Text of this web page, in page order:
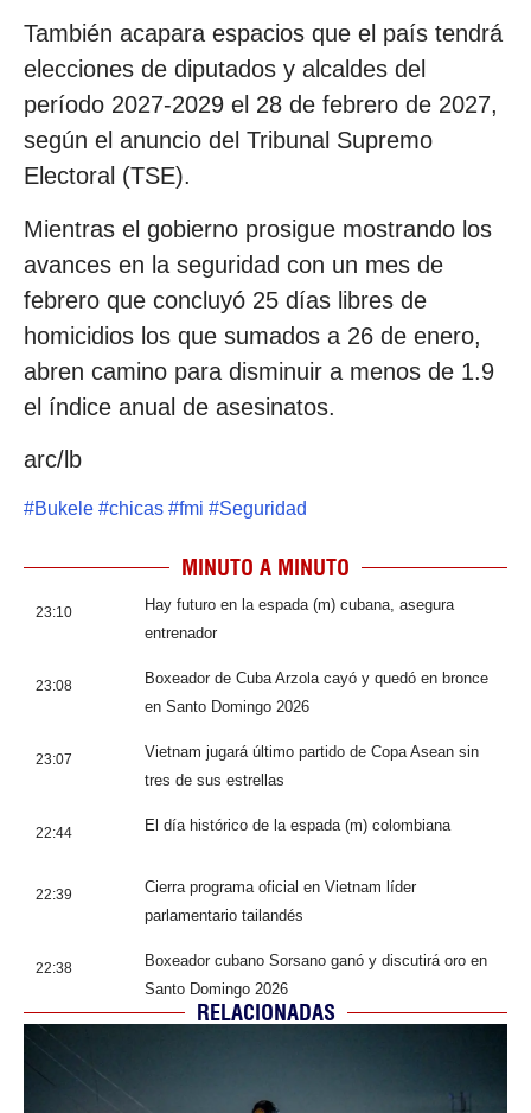
También acapara espacios que el país tendrá
elecciones de diputados y alcaldes del
período 2027-2029 el 28 de febrero de 2027,
según el anuncio del Tribunal Supremo
Electoral (TSE).
Mientras el gobierno prosigue mostrando los
avances en la seguridad con un mes de
febrero que concluyó 25 días libres de
homicidios los que sumados a 26 de enero,
abren camino para disminuir a menos de 1.9
el índice anual de asesinatos.
arc/lb
#Bukele #chicas #fmi #Seguridad
MINUTO A MINUTO
23:10
Hay futuro en la espada (m) cubana, asegura
entrenador
23:08
Boxeador de Cuba Arzola cayó y quedó en bronce
en Santo Domingo 2026
23:07
Vietnam jugará último partido de Copa Asean sin
tres de sus estrellas
22:44 El día histórico de la espada (m) colombiana
22:39
Cierra programa oficial en Vietnam líder
parlamentario tailandés
22:38
Boxeador cubano Sorsano ganó y discutirá oro en
Santo Domingo 2026
RELACIONADAS